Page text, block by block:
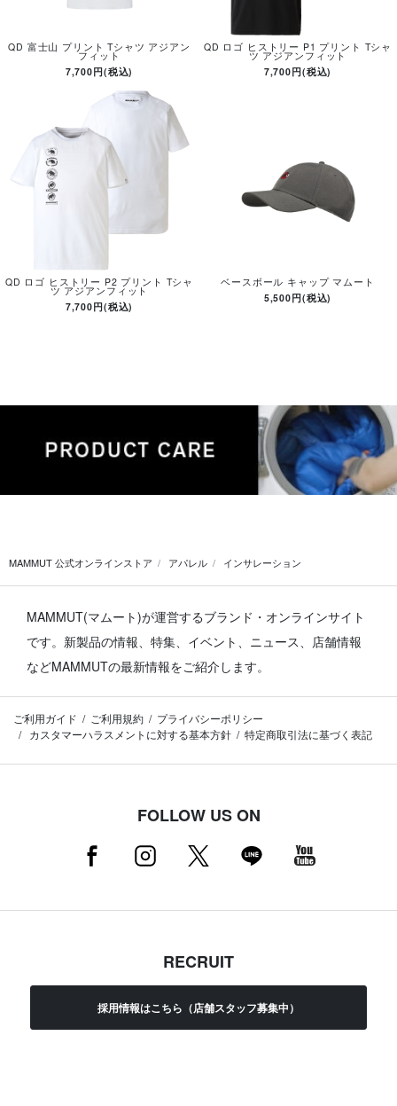
QD 富士山 プリント Tシャツ アジアン
フィット
7,700円(税込)
QD ロゴ ヒストリー P1 プリント Tシャ
ツ アジアンフィット
7,700円(税込)
QD ロゴ ヒストリー P2 プリント Tシャ
ツ アジアンフィット
7,700円(税込)
ベースボール キャップ マムート
5,500円(税込)
MAMMUT 公式オンラインストア アパレル インサレーション
MAMMUT(マムート)が運営するブランド・オンラインサイト
です。 新製品の情報、特集、イベント、ニュース、店舗情報
などMAMMUTの最新情報をご紹介します。
ご利用ガイド ご利用規約
プライバシーポリシー
カスタマーハラスメントに対する基本方針
特定商取引法に基づく表記
FOLLOW US ON
RECRUIT
採用情報はこちら（店舗スタッフ募集中）